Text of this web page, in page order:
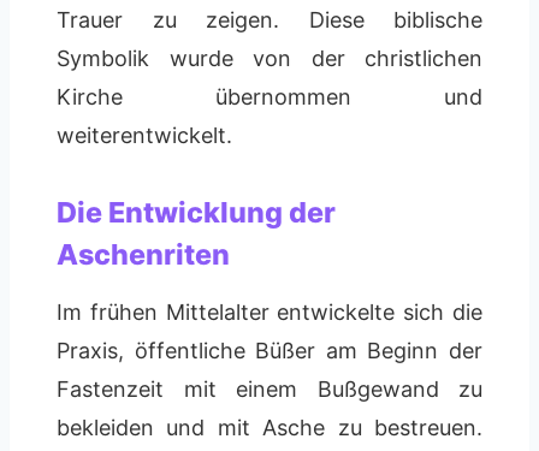
Trauer zu zeigen. Diese biblische
Symbolik wurde von der christlichen
Kirche übernommen und
weiterentwickelt.
Die Entwicklung der
Aschenriten
Im frühen Mittelalter entwickelte sich die
Praxis, öffentliche Büßer am Beginn der
Fastenzeit mit einem Bußgewand zu
bekleiden und mit Asche zu bestreuen.